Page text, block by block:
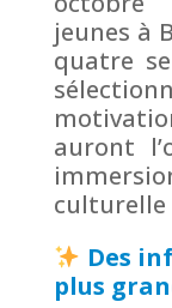
jeunes à
quatre
auront
culturelle
Des
plus